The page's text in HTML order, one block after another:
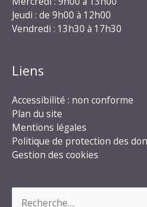
Jeudi : de 9h00 à 12h00
Vendredi : 13h30 à 17h30
Liens
Accessibilité : non conforme
Plan du site
Mentions légales
Politique de protection des
Gestion des cookies